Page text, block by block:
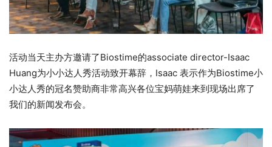
活动当天主办方邀请了Biostime的associate director-Isaac
Huang为小小达人秀活动致开幕辞，Isaac 表示作为Biostime小
小达人秀的冠名赞助商非常高兴各位宝妈萌娃来到现场出席了
我们的新闻发布会。